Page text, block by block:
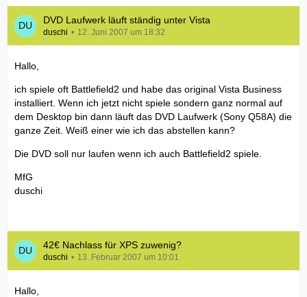
DVD Laufwerk läuft ständig unter Vista
duschi 12. Juni 2007 um 18:32
Hallo,
ich spiele oft Battlefield2 und habe das original Vista Business
installiert. Wenn ich jetzt nicht spiele sondern ganz normal auf
dem Desktop bin dann läuft das DVD Laufwerk (Sony Q58A) die
ganze Zeit. Weiß einer wie ich das abstellen kann?
Die DVD soll nur laufen wenn ich auch Battlefield2 spiele.
MfG
duschi
42€ Nachlass für XPS zuwenig?
duschi 13. Februar 2007 um 10:01
Hallo,